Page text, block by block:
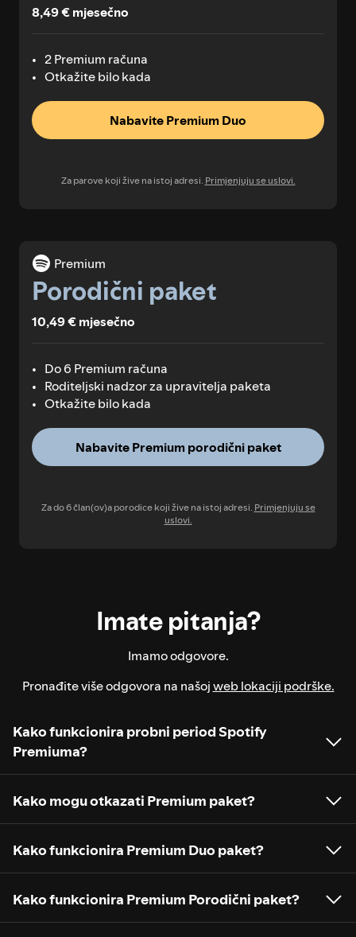
8,49 € mjesečno
2 Premium računa
Otkažite bilo kada
Nabavite Premium Duo
Za parove koji žive na istoj adresi. Primjenjuju se uslovi.
Premium
Porodični paket
10,49 € mjesečno
Do 6 Premium računa
Roditeljski nadzor za upravitelja paketa
Otkažite bilo kada
Nabavite Premium porodični paket
Za do 6 član(ov)a porodice koji žive na istoj adresi. Primjenjuju se
uslovi.
Imate pitanja?
Imamo odgovore.
Pronađite više odgovora na našojweb lokaciji podrške.
Kako funkcionira probni period Spotify
Premiuma?
Kako mogu otkazati Premium paket?
Kako funkcionira Premium Duo paket?
Kako funkcionira Premium Porodični paket?